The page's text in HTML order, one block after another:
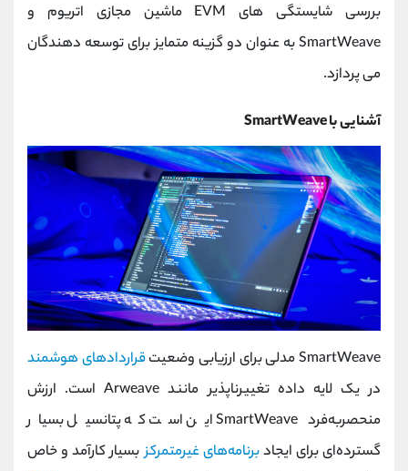
بررسی شایستگی های EVM ماشین مجازی اتریوم و
SmartWeave به عنوان دو گزینه متمایز برای توسعه دهندگان
می پردازد.
آشنایی با SmartWeave
SmartWeave مدلی برای ارزیابی وضعیت
قراردادهای هوشمند
در یک لایه داده تغییرناپذیر مانند Arweave است. ارزش
منحصربه‌فرد SmartWeave این است که پتانسیل بسیار
گسترده‌ای برای ایجادبرنامه‌های غیرمتمرکزبسیار کارآمد و خاص